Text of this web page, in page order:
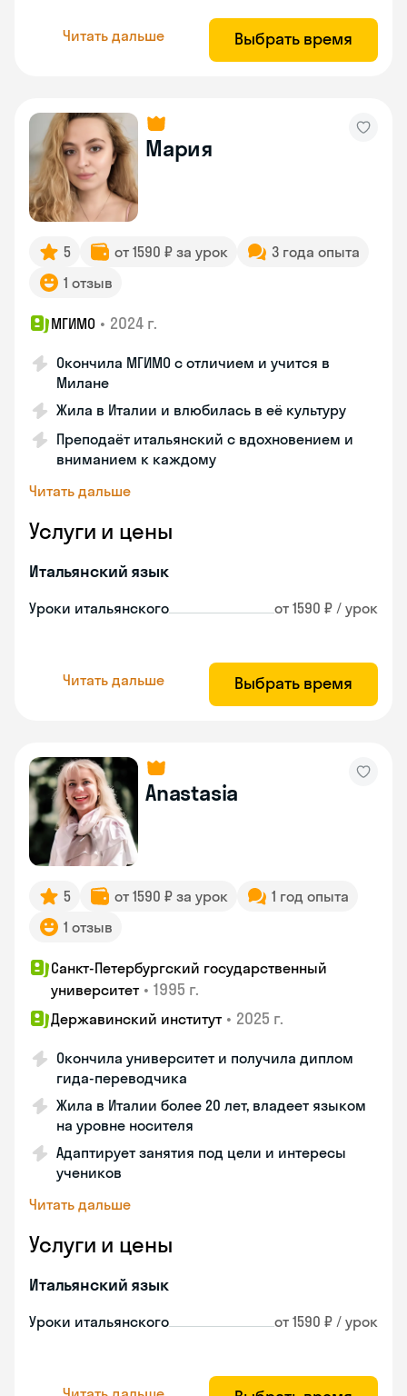
Читать дальше Выбрать время
Мария
5 от 1590 ₽ за урок
3 года опыта
1 отзыв
МГИМО • 2024 г.
Окончила МГИМО с отличием и учится в
Милане
Жила в Италии и влюбилась в её культуру
Преподаёт итальянский с вдохновением и
вниманием к каждому
Читать дальше
Услуги и цены
Итальянский язык
Уроки итальянского от 1590 ₽ / урок
Читать дальше Выбрать время
Anastasia
5 от 1590 ₽ за урок
1 год опыта
1 отзыв
Санкт-Петербургский государственный
университет • 1995 г.
Державинский институт • 2025 г.
Окончила университет и получила диплом
гида-переводчика
Жила в Италии более 20 лет, владеет языком
на уровне носителя
Адаптирует занятия под цели и интересы
учеников
Читать дальше
Услуги и цены
Итальянский язык
Уроки итальянского от 1590 ₽ / урок